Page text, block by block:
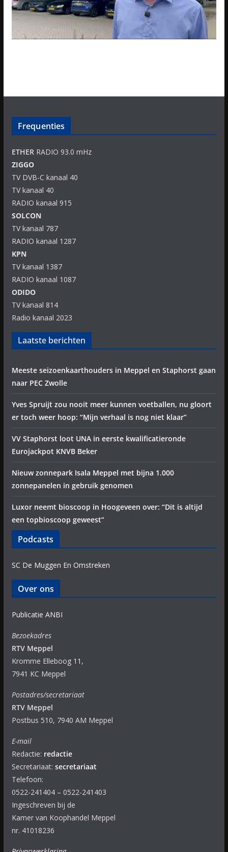
Frequenties
ETHERRADIO 93.0 mHz
ZIGGO
TV DVB-C kanaal 40
TV kanaal 40
RADIO kanaal 915
SOLCON
TV kanaal 787
RADIO kanaal 1287
KPN
TV kanaal 1387
RADIO kanaal 1087
ODIDO
TV kanaal 814
Radio kanaal 2023
Laatste berichten
Meeste seizoenkaarthouders in Meppel en Staphorst gaan
naar PEC Zwolle
Yves Spruijt zou nooit meer kunnen voetballen, nu gloort
er toch weer hoop: “Mijn verhaal is nog niet klaar”
VV Staphorst loot UNA in eerste kwalificatieronde
Eurojackpot KNVB Beker
Nieuw zonnepark Isala Meppel met bijna 1.000
zonnepanelen in gebruik genomen
Luxor neemt bioscoop in Hoogeveen over: “Dit is altijd
een topbioscoop geweest”
Podcasts
SC De Muggen En Omstreken
Over ons
Publicatie ANBI
Bezoekadres
RTV Meppel
Kromme Elleboog 11,
7941 KC Meppel
Postadres/secretariaat
RTV Meppel
Postbus 510, 7940 AM Meppel
E-mail
Redactie: redactie
Secretariaat: secretariaat
Telefoon:
0522-241404 – 0522-241403
Ingeschreven bij de
Kamer van Koophandel Meppel
nr. 41018236